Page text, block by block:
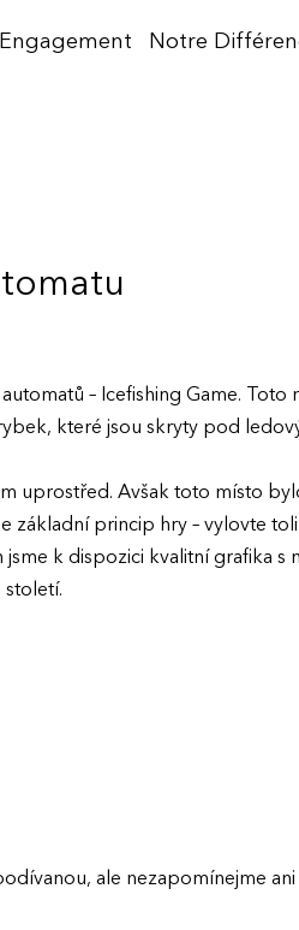
Notre
– Icefishing Game.
které jsou skryty pod
uprostřed. Avšak toto místo
základní princip hry – vylovte
k dispozici kvalitní grafika s
století.
ale nezapomínejme